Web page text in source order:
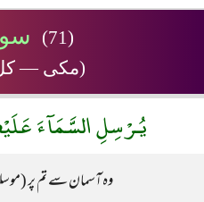
(71)
(مکی — کل
يُـرْسِلِ السَّمَآءَ
وہ آسمان سے تم پر